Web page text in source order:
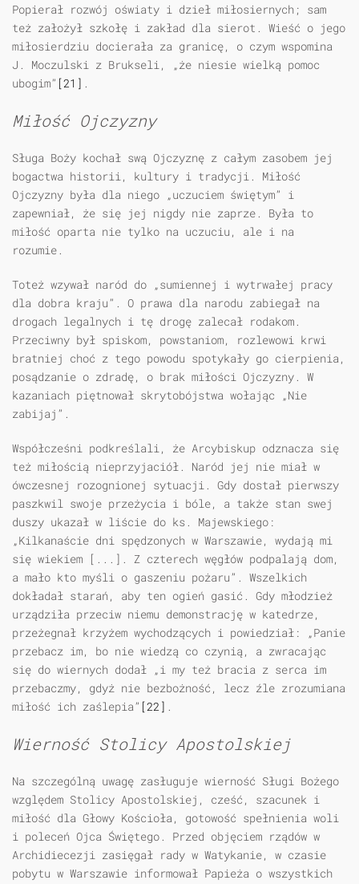
Popierał rozwój oświaty i dzieł miłosiernych; sam
też założył szkołę i zakład dla sierot. Wieść o jego
miłosierdziu docierała za granicę, o czym wspomina
J. Moczulski z Brukseli, „że niesie wielką pomoc
ubogim” [21] .
Miłość Ojczyzny
Sługa Boży kochał swą Ojczyznę z całym zasobem jej
bogactwa historii, kultury i tradycji. Miłość
Ojczyzny była dla niego „uczuciem świętym” i
zapewniał, że się jej nigdy nie zaprze. Była to
miłość oparta nie tylko na uczuciu, ale i na
rozumie.
Toteż wzywał naród do „sumiennej i wytrwałej pracy
dla dobra kraju”. O prawa dla narodu zabiegał na
drogach legalnych i tę drogę zalecał rodakom.
Przeciwny był spiskom, powstaniom, rozlewowi krwi
bratniej choć z tego powodu spotykały go cierpienia,
posądzanie o zdradę, o brak miłości Ojczyzny. W
kazaniach piętnował skrytobójstwa wołając „Nie
zabijaj”.
Współcześni podkreślali, że Arcybiskup odznacza się
też miłością nieprzyjaciół. Naród jej nie miał w
ówczesnej rozognionej sytuacji. Gdy dostał pierwszy
paszkwil swoje przeżycia i bóle, a także stan swej
duszy ukazał w liście do ks. Majewskiego:
„Kilkanaście dni spędzonych w Warszawie, wydają mi
się wiekiem [...]. Z czterech węgłów podpalają dom,
a mało kto myśli o gaszeniu pożaru”. Wszelkich
dokładał starań, aby ten ogień gasić. Gdy młodzież
urządziła przeciw niemu demonstrację w katedrze,
przeżegnał krzyżem wychodzących i powiedział: „Panie
przebacz im, bo nie wiedzą co czynią, a zwracając
się do wiernych dodał „i my też bracia z serca im
przebaczmy, gdyż nie bezbożność, lecz źle zrozumiana
miłość ich zaślepia” [22] .
Wierność Stolicy Apostolskiej
Na szczególną uwagę zasługuje wierność Sługi Bożego
względem Stolicy Apostolskiej, cześć, szacunek i
miłość dla Głowy Kościoła, gotowość spełnienia woli
i poleceń Ojca Świętego. Przed objęciem rządów w
Archidiecezji zasięgał rady w Watykanie, w czasie
pobytu w Warszawie informował Papieża o wszystkich